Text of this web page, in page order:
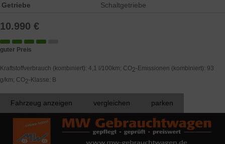
Getriebe
Schaltgetriebe
10.990 €
guter Preis
Kraftstoffverbrauch (kombiniert): 4,1 l/100km; CO2-Emissionen (kombiniert): 93
g/km; CO2-Klasse: B
Fahrzeug anzeigen vergleichen parken